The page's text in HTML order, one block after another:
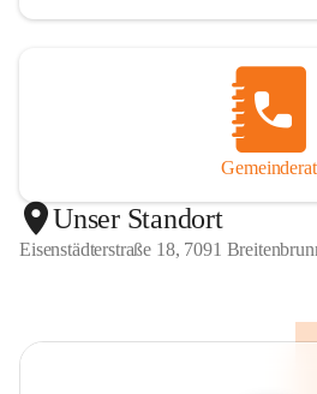
Gemeinderat
Unser Standort
Eisenstädterstraße 18, 7091